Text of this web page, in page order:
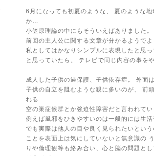
6月になっても初夏のような、 夏のような
か…
小笠原理論の中にもそういえばありました。
前回の主人公に関する文章が分かるようで
私としてはかなりシンプルに表現したと思
と思っていたら、 テレビで同じ内容の事を
成人した子供の過保護、子供依存症。 外面
子供の自立を阻むような親に多いのが、 前
れる
空の巣症候群とか強迫性障害だと言われてい
例えば風邪をひきやすいのは一般的には生
でも実際は他人の目や良く見られたいとい
ことを表面上は気にしていないと無意識の
りや倫理観等も絡み合い、心と脳の問題とし